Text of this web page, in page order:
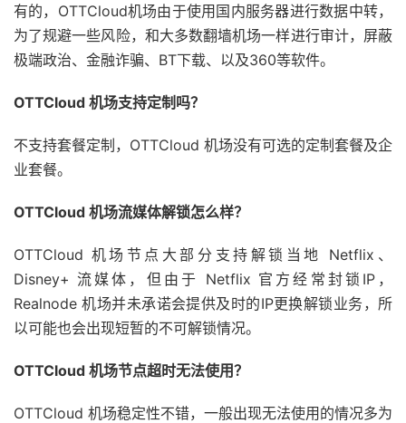
有的，OTTCloud机场由于使用国内服务器进行数据中转，
为了规避一些风险，和大多数翻墙机场一样进行审计，屏蔽
极端政治、金融诈骗、BT下载、以及360等软件。
OTTCloud 机场支持定制吗？
不支持套餐定制，OTTCloud 机场没有可选的定制套餐及企
业套餐。
OTTCloud 机场流媒体解锁怎么样？
OTTCloud 机场节点大部分支持解锁当地 Netflix、
Disney+ 流媒体，但由于 Netflix 官方经常封锁IP，
Realnode 机场并未承诺会提供及时的IP更换解锁业务，所
以可能也会出现短暂的不可解锁情况。
OTTCloud 机场节点超时无法使用？
OTTCloud 机场稳定性不错，一般出现无法使用的情况多为